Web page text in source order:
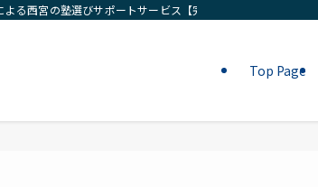
る西宮の塾選びサポートサービス【完全無料相談】
Top Page